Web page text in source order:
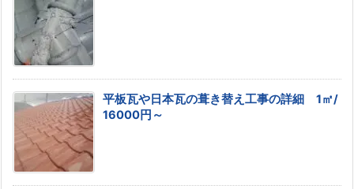
平板瓦や日本瓦の葺き替え工事の詳細 1㎡/
16000円～